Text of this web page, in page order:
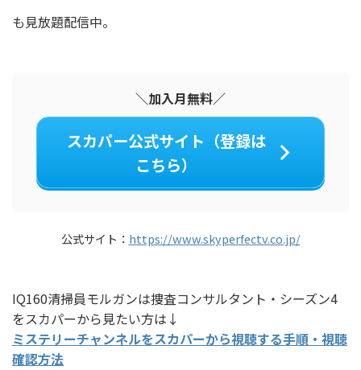
も見放題配信中。
＼加入月無料／
スカパー公式サイト（登録は
こちら）
公式サイト： https://www.skyperfectv.co.jp/
IQ160清掃員モルガンは捜査コンサルタント・シーズン4
をスカパーから見たい方は↓
ミステリーチャンネルをスカパーから視聴する手順・視聴
確認方法